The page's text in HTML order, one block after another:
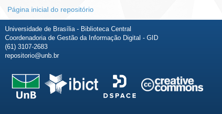
Página inicial do repositório
Universidade de Brasília - Biblioteca Central
Coordenadoria de Gestão da Informação Digital - GID
(61) 3107-2683
repositorio@unb.br